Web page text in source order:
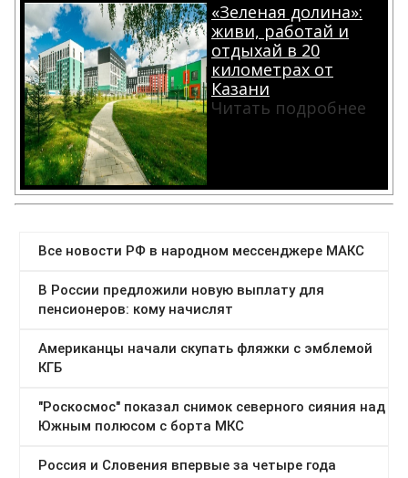
«Зеленая долина»:
живи, работай и
отдыхай в 20
километрах от
Казани
Читать подробнее